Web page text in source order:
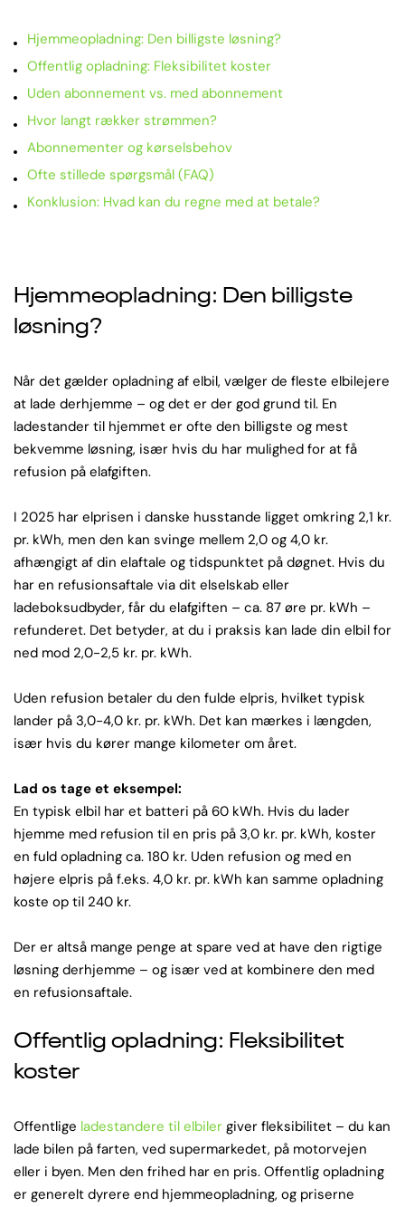
Hjemmeopladning: Den billigste løsning?
Offentlig opladning: Fleksibilitet koster
Uden abonnement vs. med abonnement
Hvor langt rækker strømmen?
Abonnementer og kørselsbehov
Ofte stillede spørgsmål (FAQ)
Konklusion: Hvad kan du regne med at betale?
Hjemmeopladning: Den billigste
løsning?
Når det gælder opladning af elbil, vælger de fleste elbilejere
at lade derhjemme – og det er der god grund til. En
ladestander til hjemmet er ofte den billigste og mest
bekvemme løsning, især hvis du har mulighed for at få
refusion på elafgiften.
I 2025 har elprisen i danske husstande ligget omkring 2,1 kr.
pr. kWh, men den kan svinge mellem 2,0 og 4,0 kr.
afhængigt af din elaftale og tidspunktet på døgnet. Hvis du
har en refusionsaftale via dit elselskab eller
ladeboksudbyder, får du elafgiften – ca. 87 øre pr. kWh –
refunderet. Det betyder, at du i praksis kan lade din elbil for
ned mod 2,0-2,5 kr. pr. kWh.
Uden refusion betaler du den fulde elpris, hvilket typisk
lander på 3,0-4,0 kr. pr. kWh. Det kan mærkes i længden,
især hvis du kører mange kilometer om året.
Lad os tage et eksempel:
En typisk elbil har et batteri på 60 kWh. Hvis du lader
hjemme med refusion til en pris på 3,0 kr. pr. kWh, koster
en fuld opladning ca. 180 kr. Uden refusion og med en
højere elpris på f.eks. 4,0 kr. pr. kWh kan samme opladning
koste op til 240 kr.
Der er altså mange penge at spare ved at have den rigtige
løsning derhjemme – og især ved at kombinere den med
en refusionsaftale.
Offentlig opladning: Fleksibilitet
koster
Offentlige ladestandere til elbiler giver fleksibilitet – du kan
lade bilen på farten, ved supermarkedet, på motorvejen
eller i byen. Men den frihed har en pris. Offentlig opladning
er generelt dyrere end hjemmeopladning, og priserne